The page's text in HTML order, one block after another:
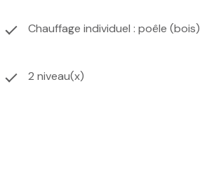
Chauffage individuel : poêle (bois)
2 niveau(x)